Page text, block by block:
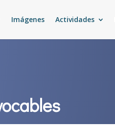
Imágenes Actividades